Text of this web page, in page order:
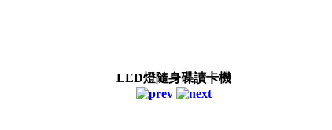
LED燈隨身碟讀卡機